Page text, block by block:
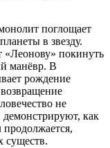
поглощает
в звезду.
«Леонову» покинуть
манёвр. В
рождение
не
как
существ.